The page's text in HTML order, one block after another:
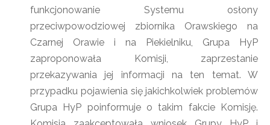
funkcjonowanie Systemu osłony
przeciwpowodziowej zbiornika Orawskiego na
Czarnej Orawie i na Piekielniku, Grupa HyP
zaproponowała Komisji, zaprzestanie
przekazywania jej informacji na ten temat. W
przypadku pojawienia się jakichkolwiek problemów
Grupa HyP poinformuje o takim fakcie Komisję.